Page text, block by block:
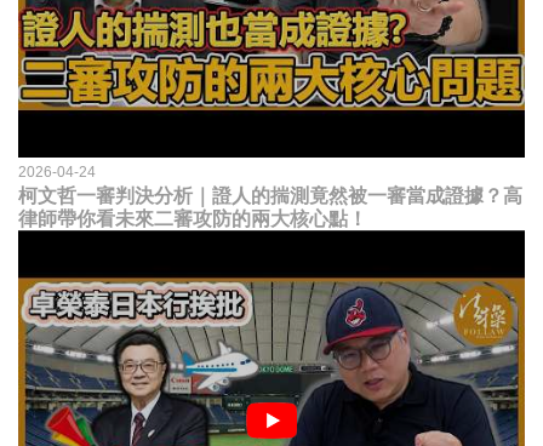
2026-04-24
柯文哲一審判決分析｜證人的揣測竟然被一審當成證據？高
律師帶你看未來二審攻防的兩大核心點！